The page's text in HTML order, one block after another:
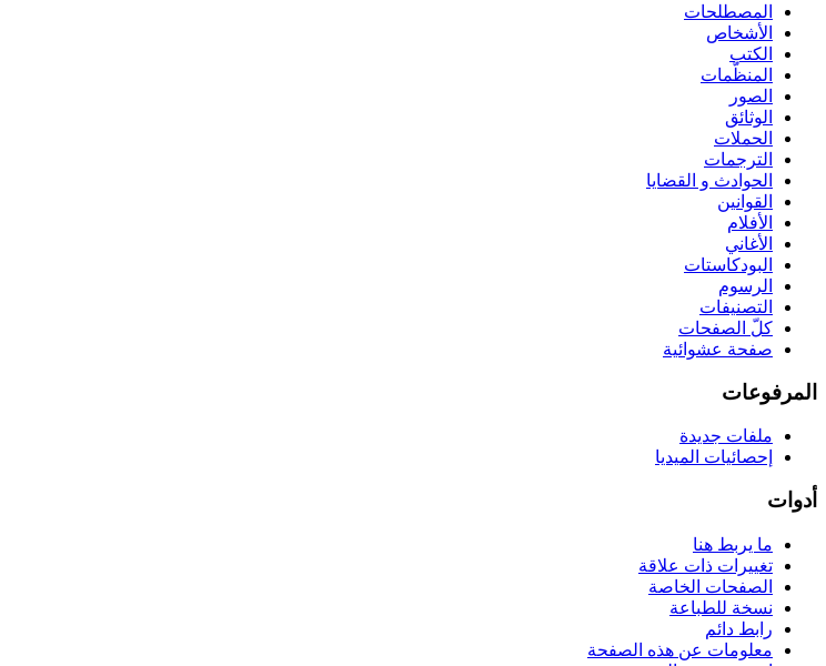
المصطلحات
الأشخاص
الكتب
المنظّمات
الصور
الوثائق
الحملات
الترجمات
الحوادث و القضايا
القوانين
الأفلام
الأغاني
البودكاستات
الرسوم
التصنيفات
كلّ الصفحات
صفحة عشوائية
المرفوعات
ملفات جديدة
إحصائيات الميديا
أدوات
ما يربط هنا
تغييرات ذات علاقة
الصفحات الخاصة
نسخة للطباعة
رابط دائم
معلومات عن هذه الصفحة